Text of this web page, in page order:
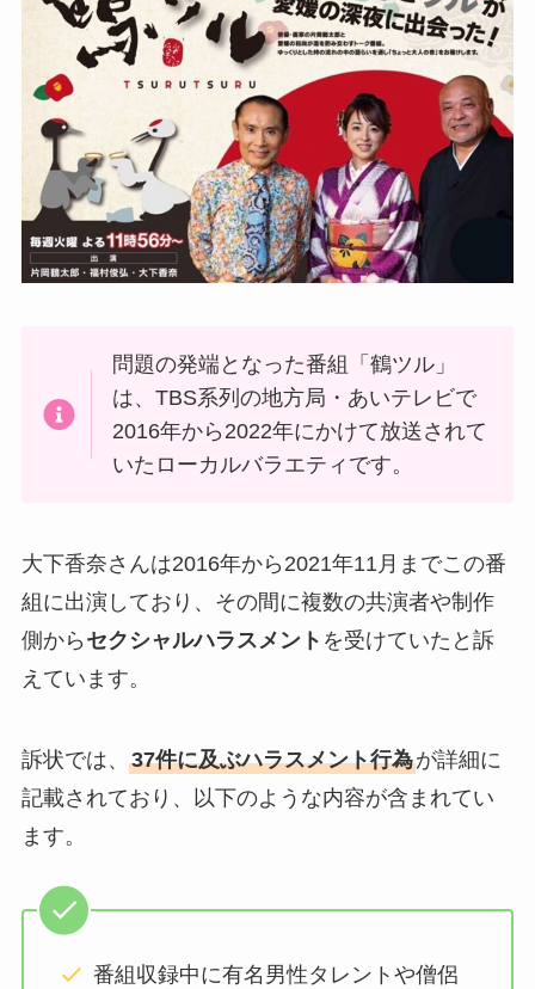
問題の発端となった番組「鶴ツル」
は、TBS系列の地方局・あいテレビで
2016年から2022年にかけて放送されて
いたローカルバラエティです。
大下香奈さんは2016年から2021年11月までこの番
組に出演しており、その間に複数の共演者や制作
側から セクシャルハラスメント を受けていたと訴
えています。
訴状では、 37件に及ぶハラスメント行為が詳細に
記載されており、以下のような内容が含まれてい
ます。
番組収録中に有名男性タレントや僧侶